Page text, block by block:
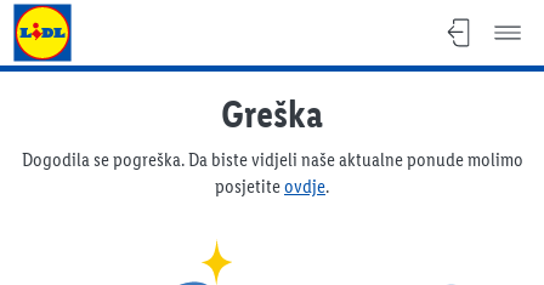
Lidl katalog
Greška
Dogodila se pogreška. Da biste vidjeli naše aktualne ponude molimo
posjetiteovdje.